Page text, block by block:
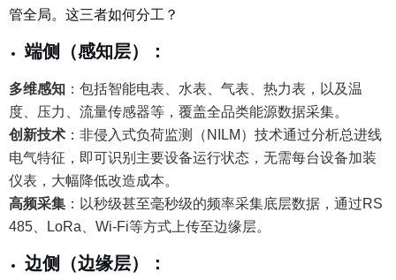
管全局。这三者如何分工？
端侧（感知层） ：
多维感知 ：包括智能电表、水表、气表、热力表，以及温
度、压力、流量传感器等，覆盖全品类能源数据采集。
创新技术 ： 非侵入式负荷监测（NILM）技术通过分析总进线
电气特征，即可识别主要设备运行状态，无需每台设备加装
仪表，大幅降低改造成本。
高频采集 ： 以秒级甚至毫秒级的频率采集底层数据，通过RS
485、LoRa、Wi-Fi等方式上传至边缘层。
边侧（边缘层） ：